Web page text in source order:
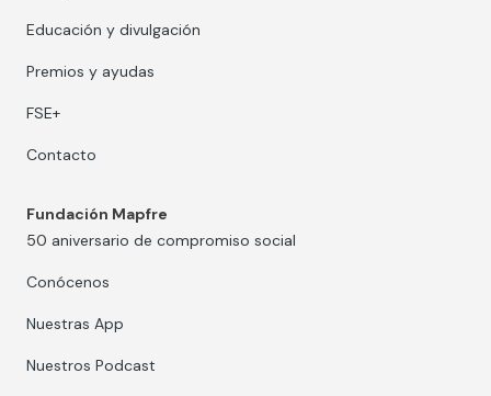
Educación y divulgación
Premios y ayudas
FSE+
Contacto
Fundación Mapfre
50 aniversario de compromiso social
Conócenos
Nuestras App
Nuestros Podcast